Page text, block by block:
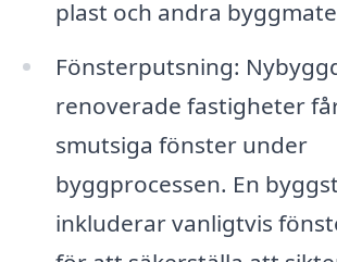
plast och andra
Fönsterputsning:
renoverade fastigheter
smutsiga fönster under
byggprocessen. En
inkluderar vanligtvis